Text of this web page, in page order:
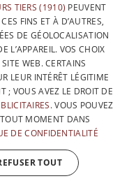
TIERS (1910) PEUVENT
FINS ET À D’AUTRES,
DE GÉOLOCALISATION
L’APPAREIL. VOS CHOIX
WEB. CERTAINS
LEUR INTÉRÊT LÉGITIME
; VOUS AVEZ LE DROIT DE
. VOUS POUVEZ
MOMENT DANS
DE CONFIDENTIALITÉ
TOUT